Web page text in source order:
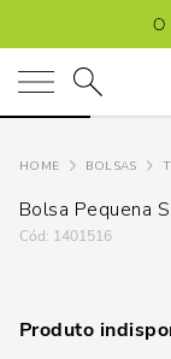
O que você está
BOLSAS
Bolsa Pequena
: 1401516
Produto